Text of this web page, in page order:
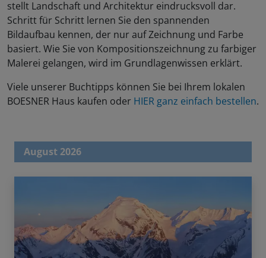
stellt Landschaft und Architektur eindrucksvoll dar.
Schritt für Schritt lernen Sie den spannenden
Bildaufbau kennen, der nur auf Zeichnung und Farbe
basiert. Wie Sie von Kompositionszeichnung zu farbiger
Malerei gelangen, wird im Grundlagenwissen erklärt.
Viele unserer Buchtipps können Sie bei Ihrem lokalen
BOESNER Haus kaufen oder HIER ganz einfach bestellen.
August 2026